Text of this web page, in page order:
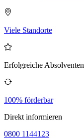
Viele Standorte
Erfolgreiche Absolventen
100% förderbar
Direkt informieren
0800 1144123